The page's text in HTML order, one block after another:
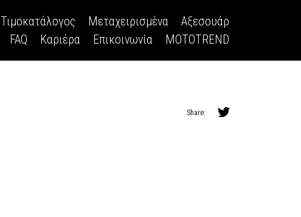
Τιμοκατάλογος Μεταχειρισμένα
Αξεσουάρ
FAQ Καριέρα Επικοινωνία MOTOTREND
Share: